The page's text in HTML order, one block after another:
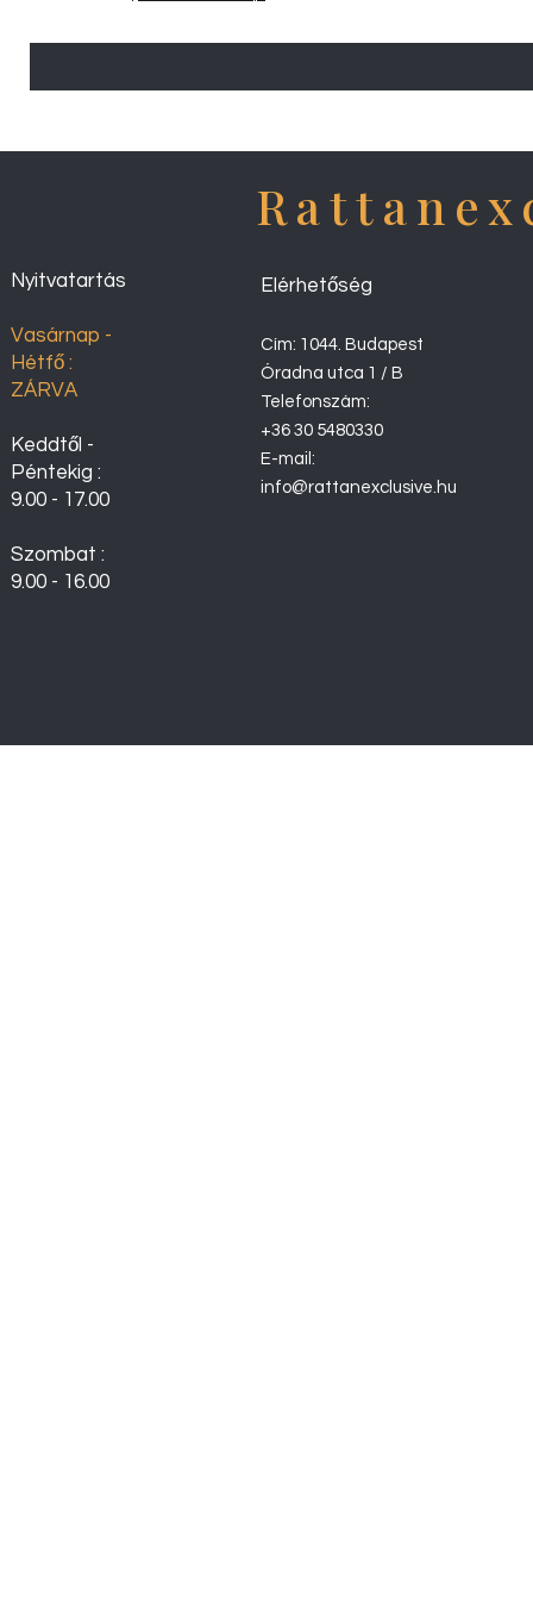
Nyitvatartás
Vasárnap -
Hétfő :
ZÁRVA
Keddtől -
Péntekig :
9.00 - 17.00
Szombat :
9.00 - 16.00
Elérhetőség
Cím: 1044. Budapest
Óradna utca 1 / B
Telefonszám:
+36 30 5480330
E-mail:
info@rattanexclusive.hu